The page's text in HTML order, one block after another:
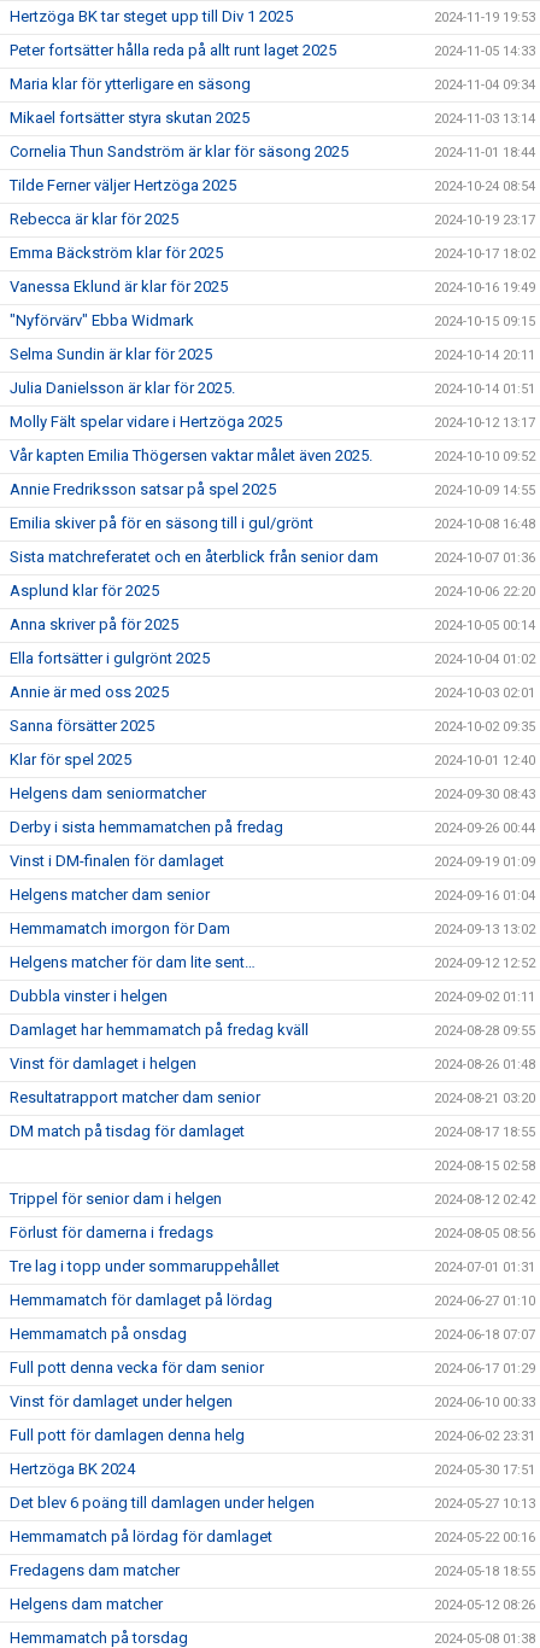
Hertzöga BK tar steget upp till Div 1 2025 2024-11-19 19:53
Peter fortsätter hålla reda på allt runt laget 2025 2024-11-05 14:33
Maria klar för ytterligare en säsong 2024-11-04 09:34
Mikael fortsätter styra skutan 2025 2024-11-03 13:14
Cornelia Thun Sandström är klar för säsong 2025 2024-11-01 18:44
Tilde Ferner väljer Hertzöga 2025 2024-10-24 08:54
Rebecca är klar för 2025 2024-10-19 23:17
Emma Bäckström klar för 2025 2024-10-17 18:02
Vanessa Eklund är klar för 2025 2024-10-16 19:49
"Nyförvärv" Ebba Widmark 2024-10-15 09:15
Selma Sundin är klar för 2025 2024-10-14 20:11
Julia Danielsson är klar för 2025. 2024-10-14 01:51
Molly Fält spelar vidare i Hertzöga 2025 2024-10-12 13:17
Vår kapten Emilia Thögersen vaktar målet även 2025. 2024-10-10 09:52
Annie Fredriksson satsar på spel 2025 2024-10-09 14:55
Emilia skiver på för en säsong till i gul/grönt 2024-10-08 16:48
Sista matchreferatet och en återblick från senior dam 2024-10-07 01:36
Asplund klar för 2025 2024-10-06 22:20
Anna skriver på för 2025 2024-10-05 00:14
Ella fortsätter i gulgrönt 2025 2024-10-04 01:02
Annie är med oss 2025 2024-10-03 02:01
Sanna försätter 2025 2024-10-02 09:35
Klar för spel 2025 2024-10-01 12:40
Helgens dam seniormatcher 2024-09-30 08:43
Derby i sista hemmamatchen på fredag 2024-09-26 00:44
Vinst i DM-finalen för damlaget 2024-09-19 01:09
Helgens matcher dam senior 2024-09-16 01:04
Hemmamatch imorgon för Dam 2024-09-13 13:02
Helgens matcher för dam lite sent… 2024-09-12 12:52
Dubbla vinster i helgen 2024-09-02 01:11
Damlaget har hemmamatch på fredag kväll 2024-08-28 09:55
Vinst för damlaget i helgen 2024-08-26 01:48
Resultatrapport matcher dam senior 2024-08-21 03:20
DM match på tisdag för damlaget 2024-08-17 18:55
2024-08-15 02:58
Trippel för senior dam i helgen 2024-08-12 02:42
Förlust för damerna i fredags 2024-08-05 08:56
Tre lag i topp under sommaruppehållet 2024-07-01 01:31
Hemmamatch för damlaget på lördag 2024-06-27 01:10
Hemmamatch på onsdag 2024-06-18 07:07
Full pott denna vecka för dam senior 2024-06-17 01:29
Vinst för damlaget under helgen 2024-06-10 00:33
Full pott för damlagen denna helg 2024-06-02 23:31
Hertzöga BK 2024 2024-05-30 17:51
Det blev 6 poäng till damlagen under helgen 2024-05-27 10:13
Hemmamatch på lördag för damlaget 2024-05-22 00:16
Fredagens dam matcher 2024-05-18 18:55
Helgens dam matcher 2024-05-12 08:26
Hemmamatch på torsdag 2024-05-08 01:38